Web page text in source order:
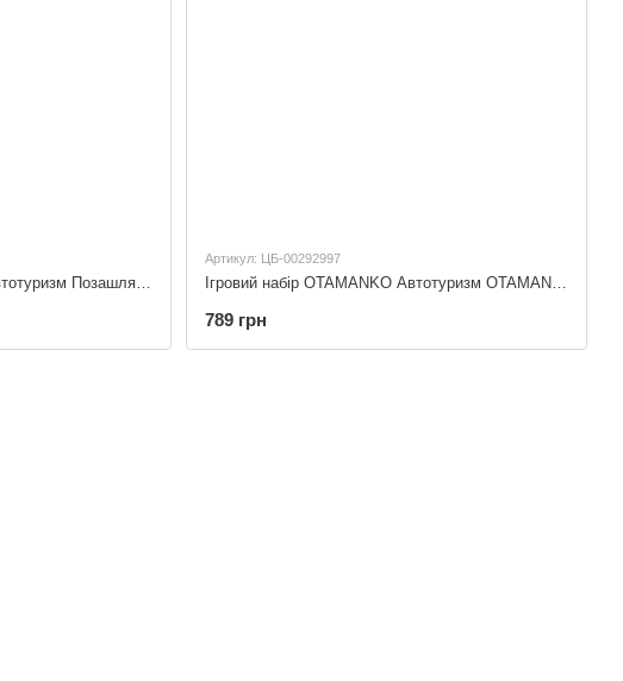
Ігровий набір OTAMANKO Автотуризм Позашляховик з дошкою для серфінгу, велосипедом та собакою OTAMANKO 532.02.97
Артикул: ЦБ-00292997
789 грн